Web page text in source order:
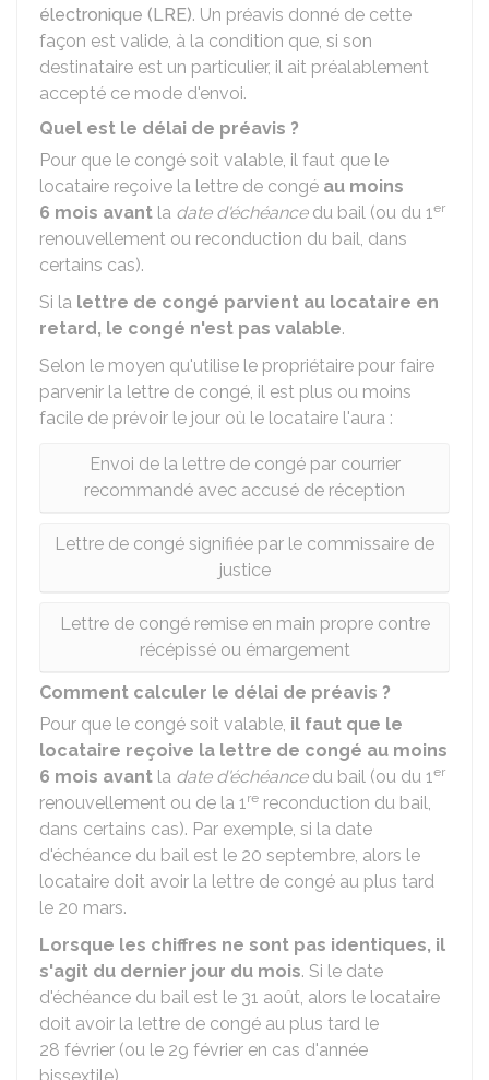
électronique (LRE). Un préavis donné de cette
façon est valide, à la condition que, si son
destinataire est un particulier, il ait préalablement
accepté ce mode d'envoi.
Quel est le délai de préavis ?
Pour que le congé soit valable, il faut que le
locataire reçoive la lettre de congé au moins
6 mois avant la date d'échéancedu bail (ou du 1er
renouvellement ou reconduction du bail, dans
certains cas).
Si la lettre de congé parvient au locataire en
retard, le congé n'est pas valable.
Selon le moyen qu'utilise le propriétaire pour faire
parvenir la lettre de congé, il est plus ou moins
facile de prévoir le jour où le locataire l'aura :
Envoi de la lettre de congé par courrier
recommandé avec accusé de réception
Lettre de congé signifiée par le commissaire de
justice
Lettre de congé remise en main propre contre
récépissé ou émargement
Comment calculer le délai de préavis ?
Pour que le congé soit valable, il faut que le
locataire reçoive la lettre de congé au moins
6 mois avant la date d'échéancedu bail (ou du 1er
renouvellement ou de la 1re reconduction du bail,
dans certains cas). Par exemple, si la date
d'échéance du bail est le 20 septembre, alors le
locataire doit avoir la lettre de congé au plus tard
le 20 mars.
Lorsque les chiffres ne sont pas identiques, il
s'agit du dernier jour du mois. Si le date
d'échéance du bail est le 31 août, alors le locataire
doit avoir la lettre de congé au plus tard le
28 février (ou le 29 février en cas d'année